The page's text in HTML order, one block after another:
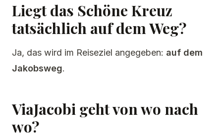
Liegt das Schöne Kreuz
tatsächlich auf dem Weg?
Ja, das wird im Reiseziel angegeben: auf dem
Jakobsweg.
ViaJacobi geht von wo nach
wo?